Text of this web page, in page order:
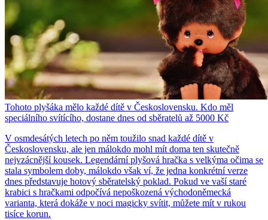
Tohoto plyšáka mělo každé dítě v Československu. Kdo měl
speciálního svítícího, dostane dnes od sběratelů až 5000 Kč
V osmdesátých letech po něm toužilo snad každé dítě v
Československu, ale jen málokdo mohl mít doma ten skutečně
nejvzácnější kousek. Legendární plyšová hračka s velkýma očima se
stala symbolem doby, málokdo však ví, že jedna konkrétní verze
dnes představuje hotový sběratelský poklad. Pokud ve vaší staré
krabici s hračkami odpočívá nepoškozená východoněmecká
varianta, která dokáže v noci magicky svítit, můžete mít v rukou
tisíce korun.